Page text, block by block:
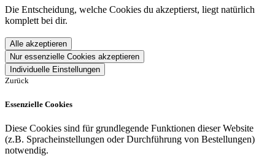
Die Entscheidung, welche Cookies du akzeptierst, liegt natürlich
komplett bei dir.
Alle akzeptieren
Nur essenzielle Cookies akzeptieren
Individuelle Einstellungen
Zurück
Essenzielle Cookies
Diese Cookies sind für grundlegende Funktionen dieser Website
(z.B. Spracheinstellungen oder Durchführung von Bestellungen)
notwendig.